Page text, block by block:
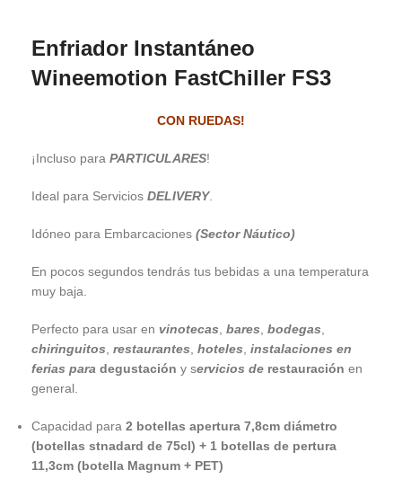
Enfriador Instantáneo
Wineemotion FastChiller FS3
CON RUEDAS!
¡Incluso para PARTICULARES!
Ideal para Servicios DELIVERY.
Idóneo para Embarcaciones (Sector Náutico)
En pocos segundos tendrás tus bebidas a una temperatura
muy baja.
Perfecto para usar en vinotecas bares bodegas
chiringuitos restaurantes hoteles instalaciones en
ferias para degustación y servicios de restauración en
general.
Capacidad para 2 botellas apertura 7,8cm diámetro
(botellas stnadard de 75cl) + 1 botellas de pertura
11,3cm (botella Magnum + PET)